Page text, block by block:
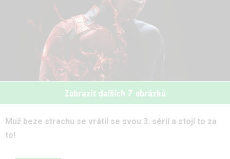
Zobrazit dalších 7 obrázků
Muž beze strachu se vrátil se svou 3. sérií a stojí to za
to!